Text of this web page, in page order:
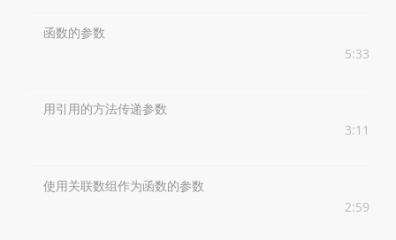
函数的参数
5:33
用引用的方法传递参数
3:11
使用关联数组作为函数的参数
2:59